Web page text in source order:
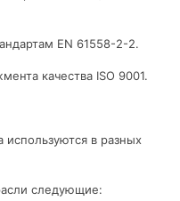
EN 61558-2-2.
качества ISO 9001.
в разных
следующие: